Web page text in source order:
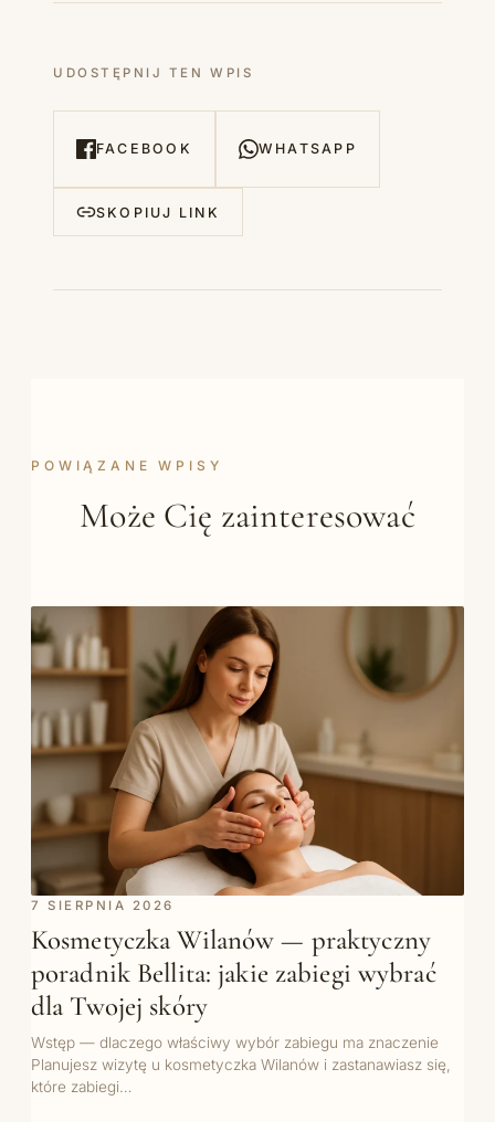
UDOSTĘPNIJ TEN WPIS
FACEBOOK WHATSAPP
SKOPIUJ LINK
POWIĄZANE WPISY
Może Cię zainteresować
7 SIERPNIA 2026
Kosmetyczka Wilanów — praktyczny
poradnik Bellita: jakie zabiegi wybrać
dla Twojej skóry
Wstęp — dlaczego właściwy wybór zabiegu ma znaczenie
Planujesz wizytę u kosmetyczka Wilanów i zastanawiasz się,
które zabiegi…